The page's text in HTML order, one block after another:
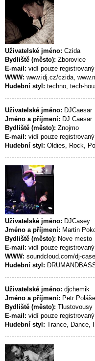
Uživatelské jméno: Czida
Bydliště (město): Zborovice
E-mail: vidí pouze
WWW: www.idj.cz/czida,
Hudební styl: techno, tech-
Uživatelské jméno: DJCaesar
Jméno a příjmení: DJ Caesar
Bydliště (město): Znojmo
E-mail: vidí pouze
Hudební styl: Oldies, Rock,
Uživatelské jméno: DJCasey
Jméno a příjmení: Martin
Bydliště (město): Nove mesto
E-mail: vidí pouze
WWW: soundcloud.com/dj-
Hudební styl:
Uživatelské jméno: djchemik
Jméno a příjmení: Petr
Bydliště (město): Tlustovousy
E-mail: vidí pouze
Hudební styl: Trance, Dance,